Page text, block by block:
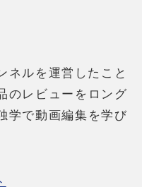
ネルを運営したこと
のレビューをロング
学で動画編集を学び